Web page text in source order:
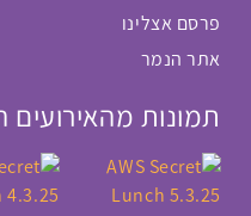
פרסם אצלינו
אתר הנמר
תמונות מהאירועים